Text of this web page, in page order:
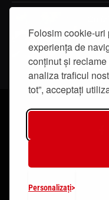
Folosim cookie-uri
experiența de
conținut și
analiza traficul
tot”, acceptați
Personalizați
7
© 2019 -